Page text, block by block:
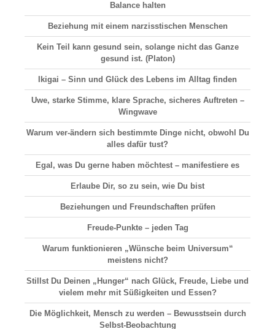
Balance halten
Beziehung mit einem narzisstischen Menschen
Kein Teil kann gesund sein, solange nicht das Ganze
gesund ist. (Platon)
Ikigai – Sinn und Glück des Lebens im Alltag finden
Uwe, starke Stimme, klare Sprache, sicheres Auftreten –
Wingwave
Warum ver-ändern sich bestimmte Dinge nicht, obwohl Du
alles dafür tust?
Egal, was Du gerne haben möchtest – manifestiere es
Erlaube Dir, so zu sein, wie Du bist
Beziehungen und Freundschaften prüfen
Freude-Punkte – jeden Tag
Warum funktionieren „Wünsche beim Universum“
meistens nicht?
Stillst Du Deinen „Hunger“ nach Glück, Freude, Liebe und
vielem mehr mit Süßigkeiten und Essen?
Die Möglichkeit, Mensch zu werden – Bewusstsein durch
Selbst-Beobachtung